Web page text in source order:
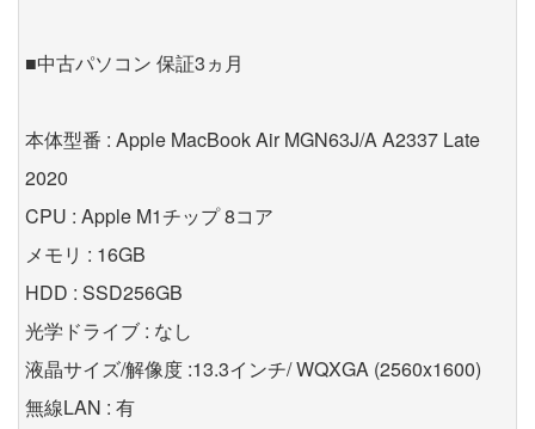
■中古パソコン 保証3ヵ月
本体型番 : Apple MacBook Air MGN63J/A A2337 Late
2020
CPU : Apple M1チップ 8コア
メモリ : 16GB
HDD : SSD256GB
光学ドライブ : なし
液晶サイズ/解像度 :13.3インチ/ WQXGA (2560x1600)
無線LAN : 有